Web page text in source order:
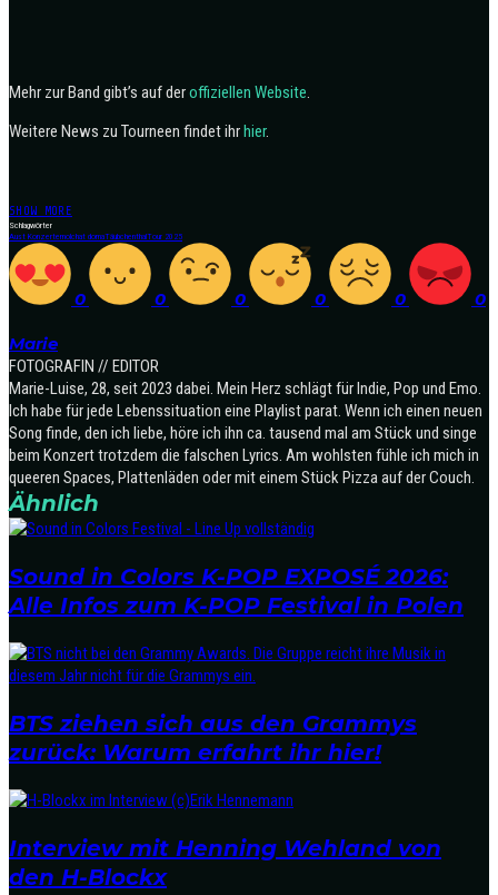
Mehr zur Band gibt’s auf deroffiziellen Website.
Weitere News zu Tourneen findet ihrhier.
SHOW MORE
Schlagwörter
Aust Konzertemolchat domaTäubchenthalTour 2025
0 0 0 0 0 0
Marie
FOTOGRAFIN // EDITOR
Marie-Luise, 28, seit 2023 dabei. Mein Herz schlägt für Indie, Pop und Emo.
Ich habe für jede Lebenssituation eine Playlist parat. Wenn ich einen neuen
Song finde, den ich liebe, höre ich ihn ca. tausend mal am Stück und singe
beim Konzert trotzdem die falschen Lyrics. Am wohlsten fühle ich mich in
queeren Spaces, Plattenläden oder mit einem Stück Pizza auf der Couch.
Ähnlich
Sound in Colors K-POP EXPOSÉ 2026:
Alle Infos zum K-POP Festival in Polen
BTS ziehen sich aus den Grammys
zurück: Warum erfahrt ihr hier!
Interview mit Henning Wehland von
den H-Blockx